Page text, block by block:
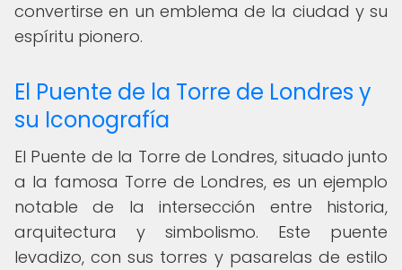
convertirse en un emblema de la ciudad y su
espíritu pionero.
El Puente de la Torre de Londres y
su Iconografía
El Puente de la Torre de Londres, situado junto
a la famosa Torre de Londres, es un ejemplo
notable de la intersección entre historia,
arquitectura y simbolismo. Este puente
levadizo, con sus torres y pasarelas de estilo